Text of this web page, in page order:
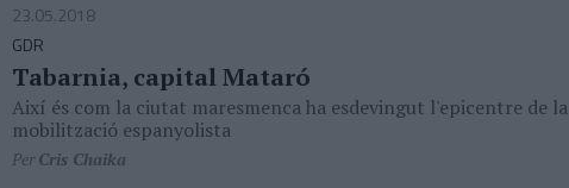
23.05.2018
GDR
Tabarnia, capital Mataró
Així és com la ciutat maresmenca ha esdevingut l'epicentre de la
mobilització espanyolista
PerCris Chaika